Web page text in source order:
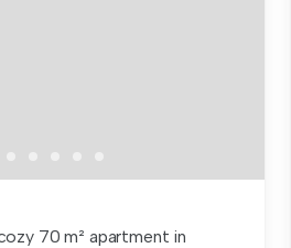
70 m² apartment in